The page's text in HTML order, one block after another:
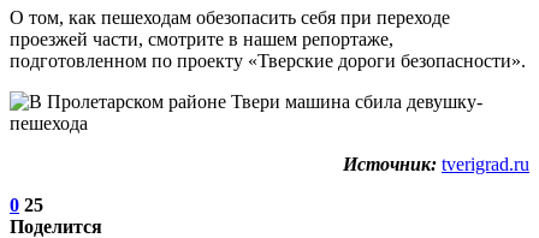
О том, как пешеходам обезопасить себя при переходе
проезжей части, смотрите в нашем репортаже,
подготовленном по проекту «Тверские дороги безопасности».
Источник: tverigrad.ru
0 25
Поделится